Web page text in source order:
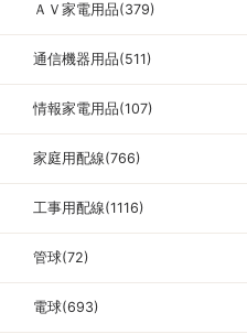
ＡＶ家電用品(379)
通信機器用品(511)
情報家電用品(107)
家庭用配線(766)
工事用配線(1116)
管球(72)
電球(693)